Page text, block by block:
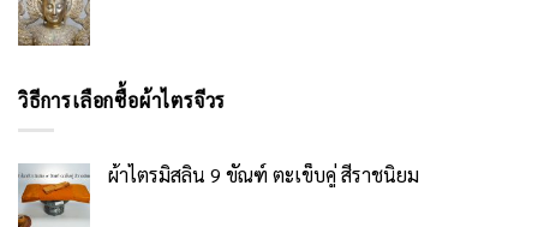
วิธีการเลือกซื้อผ้าไตรจีวร
ผ้าไตรมิสลิน 9 ขัณฑ์ ตะเข็บคู่ สีราชนิยม